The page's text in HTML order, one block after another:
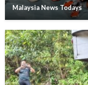
Malaysia News Todays